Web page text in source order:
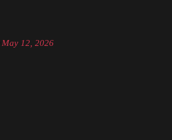
May 12, 2026